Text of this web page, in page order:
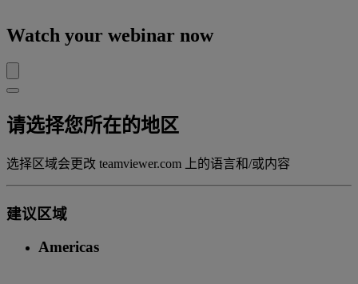
Watch your webinar now
请选择您所在的地区
选择区域会更改 teamviewer.com 上的语言和/或内容
建议区域
Americas